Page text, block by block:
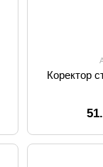
Коректор